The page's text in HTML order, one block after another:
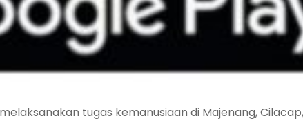
tugas kemanusiaan di Majenang,